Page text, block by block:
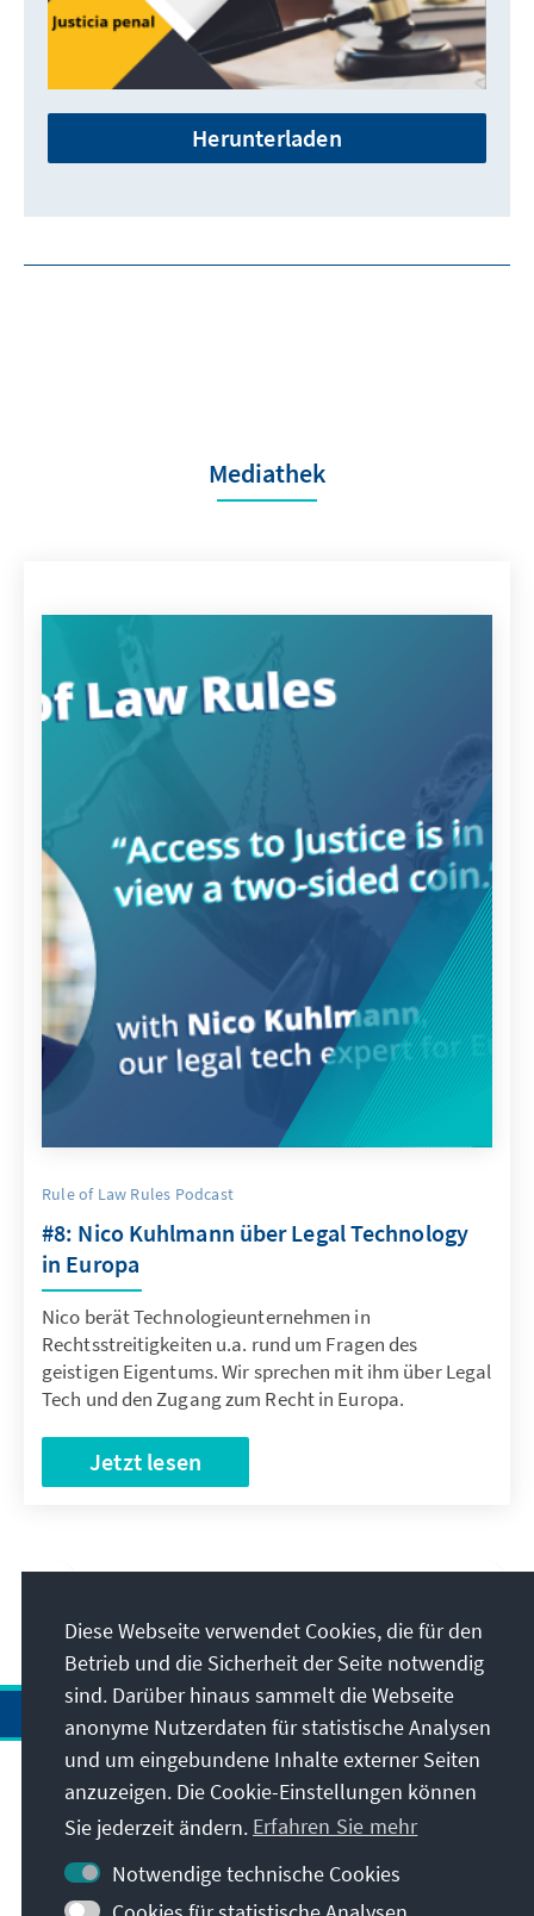
Herunterladen
Mediathek
Rule of Law Rules Podcast
#8: Nico Kuhlmann über Legal Technology
in Europa
Nico berät Technologieunternehmen in
Rechtsstreitigkeiten u.a. rund um Fragen des
geistigen Eigentums. Wir sprechen mit ihm über Legal
Tech und den Zugang zum Recht in Europa.
Jetzt lesen
Anschrift
Kontakt
Diese Webseite verwendet Cookies, die für den
Betrieb und die Sicherheit der Seite notwendig
sind. Darüber hinaus sammelt die Webseite
anonyme Nutzerdaten für statistische Analysen
und um eingebundene Inhalte externer Seiten
anzuzeigen. Die Cookie-Einstellungen können
Sie jederzeit ändern. Erfahren Sie mehr
Notwendige technische Cookies